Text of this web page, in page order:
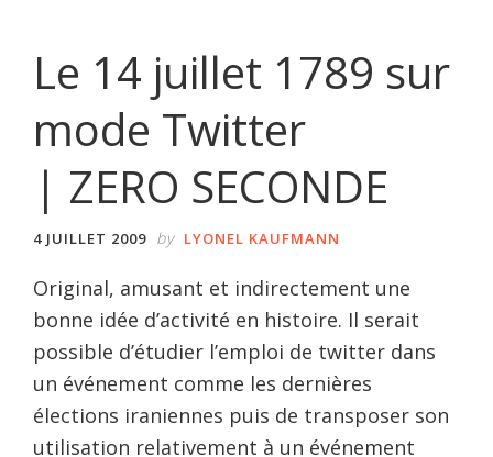
Le 14 juillet 1789 sur
mode Twitter
| ZERO SECONDE
4 JUILLET 2009 by LYONEL KAUFMANN
Original, amusant et indirectement une
bonne idée d’activité en histoire. Il serait
possible d’étudier l’emploi de twitter dans
un événement comme les dernières
élections iraniennes puis de transposer son
utilisation relativement à un événement